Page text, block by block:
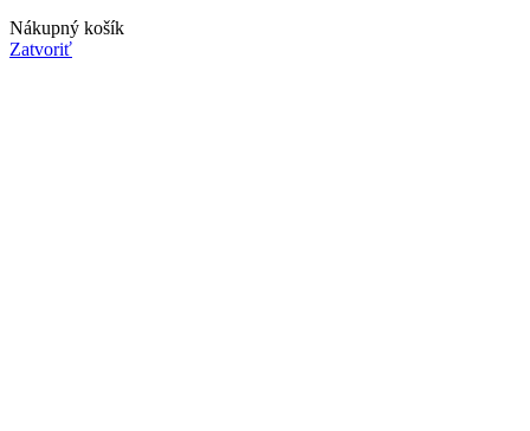
Nákupný košík
Zatvoriť